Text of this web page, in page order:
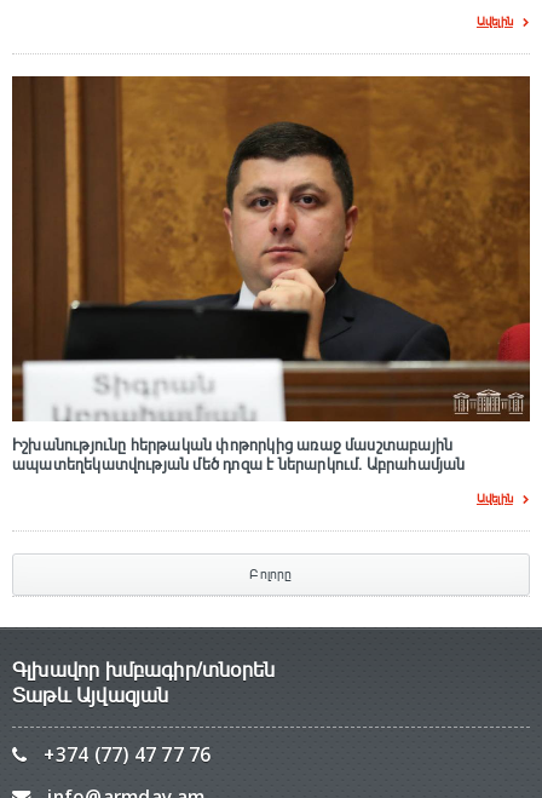
Ավելին
Իշխանությունը հերթական փոթորկից առաջ մասշտաբային
ապատեղեկատվության մեծ դnզա է ներարկում․ Աբրահամյան
Ավելին
Բոլորը
Գլխավոր խմբագիր/տնօրեն
Տաթև Այվազյան
+374 (77) 47 77 76